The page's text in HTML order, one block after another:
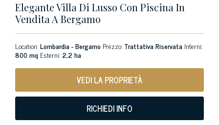
Elegante Villa Di Lusso Con Piscina In
Vendita A Bergamo
Location:Lombardia - Bergamo Prezzo: Trattativa Riservata Interni:
800 mq Esterni: 2,2 ha
VEDI LA PROPRIETÀ
RICHIEDI INFO